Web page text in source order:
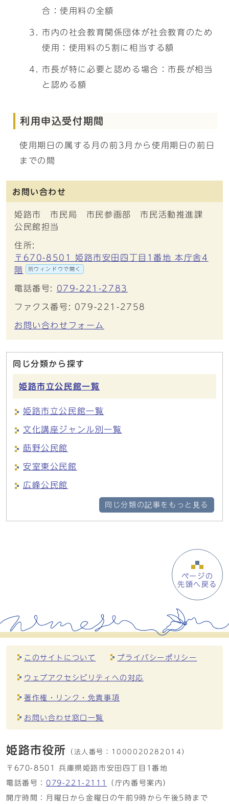
合：使用料の全額
市内の社会教育関係団体が社会教育のため
使用：使用料の5割に相当する額
市長が特に必要と認める場合：市長が相当
と認める額
利用申込受付期間
使用期日の属する月の前3月から使用期日の前日
までの間
お問い合わせ
姫路市 市民局 市民参画部 市民活動推進課
公民館担当
住所:
〒670-8501 姫路市安田四丁目1番地 本庁舎4
階
別ウィンドウで開く
電話番号: 079-221-2783
ファクス番号: 079-221-2758
お問い合わせフォーム
同じ分類から探す
姫路市立公民館一覧
姫路市立公民館一覧
文化講座ジャンル別一覧
莇野公民館
安室東公民館
広峰公民館
同じ分類の記事をもっと見る
ページの
先頭へ戻る
このサイトについて プライバシーポリシー
ウェブアクセシビリティへの対応
著作権・リンク・免責事項
お問い合わせ窓口一覧
姫路市役所 （法人番号： 1000020282014）
〒670-8501 兵庫県姫路市安田四丁目1番地
電話番号： 079-221-2111
（庁内番号案内）
開庁時間：月曜日から金曜日の午前9時から午後5時まで